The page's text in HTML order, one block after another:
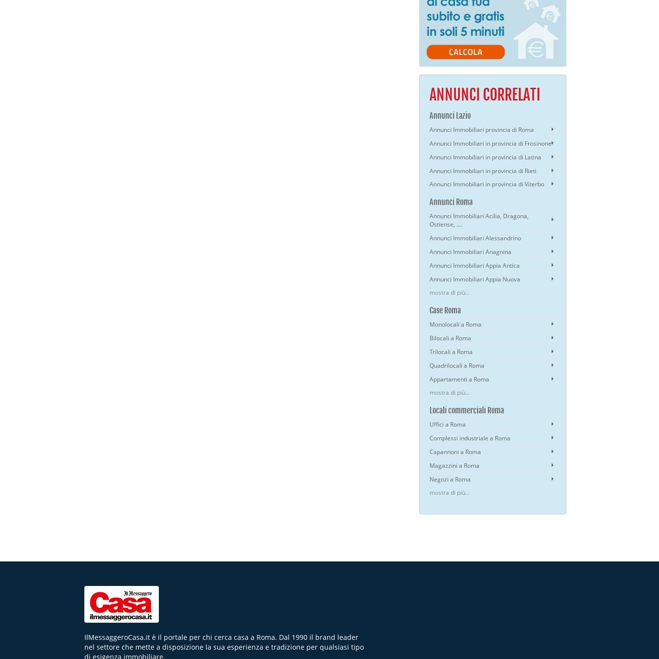
ANNUNCI CORRELATI
Annunci Lazio
Annunci Immobiliari provincia di Roma
Annunci Immobiliari in provincia di Frosinone
Annunci Immobiliari in provincia di Latina
Annunci Immobiliari in provincia di Rieti
Annunci Immobiliari in provincia di Viterbo
Annunci Roma
Annunci Immobiliari Acilia, Dragona,
Ostiense, ....
Annunci Immobiliari Alessandrino
Annunci Immobiliari Anagnina
Annunci Immobiliari Appia Antica
Annunci Immobiliari Appia Nuova
mostra di più...
Case Roma
Monolocali a Roma
Bilocali a Roma
Trilocali a Roma
Quadrilocali a Roma
Appartamenti a Roma
mostra di più...
Locali commerciali Roma
Uffici a Roma
Complessi industriale a Roma
Capannoni a Roma
Magazzini a Roma
Negozi a Roma
mostra di più...
IlMessaggeroCasa.it è il portale per chi cerca casa a Roma. Dal 1990 il brand leader
nel settore che mette a disposizione la sua esperienza e tradizione per qualsiasi tipo
di esigenza immobiliare.